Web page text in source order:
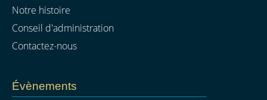
Notre histoire
Conseil d'administration
Contactez-nous
Évènements